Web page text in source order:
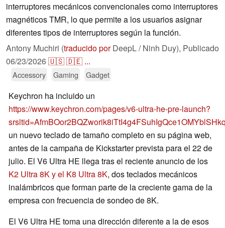
interruptores mecánicos convencionales como interruptores
magnéticos TMR, lo que permite a los usuarios asignar
diferentes tipos de interruptores según la función.
Antony Muchiri (traducido porDeepL / Ninh Duy), Publicado
06/23/2026🇺🇸🇩🇪 ...
Accessory Gaming Gadget
Keychron ha incluido un
https://www.keychron.com/pages/v6-ultra-he-pre-launch?
un nuevo teclado de tamaño completo en su página web,
antes de la campaña de Kickstarter prevista para el 22 de
julio. El V6 Ultra HE llega tras el reciente anuncio de los
K2 Ultra 8K y el K8 Ultra 8K, dos teclados mecánicos
inalámbricos que forman parte de la creciente gama de la
empresa con frecuencia de sondeo de 8K.
El V6 Ultra HE toma una dirección diferente a la de esos